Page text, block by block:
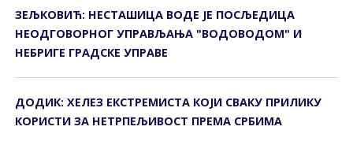
ЗЕЉКОВИЋ: НЕСТАШИЦА ВОДЕ ЈЕ ПОСЉЕДИЦА
НЕОДГОВОРНОГ УПРАВЉАЊА "ВОДОВОДОМ" И
НЕБРИГЕ ГРАДСКЕ УПРАВЕ
ДОДИК: ХЕЛЕЗ ЕКСТРЕМИСТА КОЈИ СВАКУ ПРИЛИКУ
КОРИСТИ ЗА НЕТРПЕЉИВОСТ ПРЕМА СРБИМА